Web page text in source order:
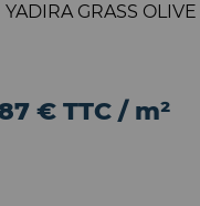
GRASS OLIVE
€ TTC / m²